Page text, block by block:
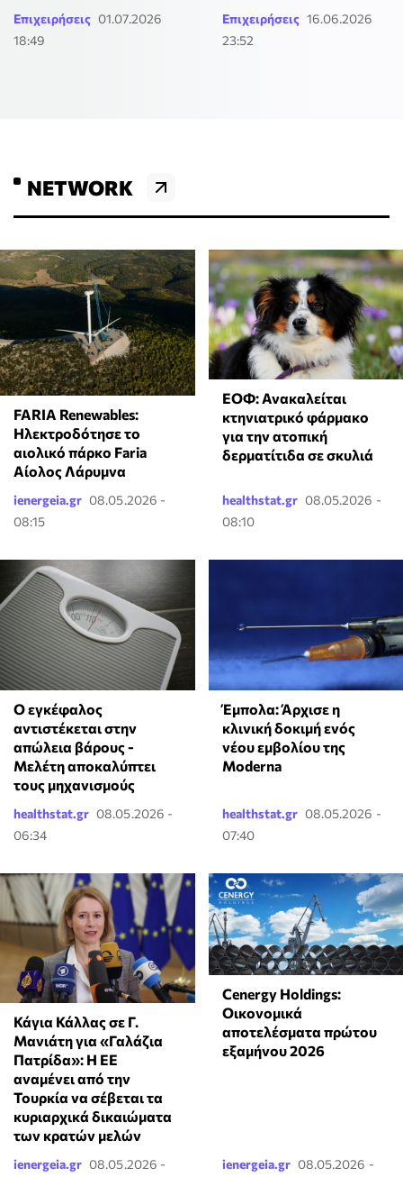
Επιχειρήσεις 01.07.2026
18:49
Επιχειρήσεις 16.06.2026
23:52
NETWORK
FARIA Renewables:
Ηλεκτροδότησε το
αιολικό πάρκο Faria
Αίολος Λάρυμνα
ienergeia.gr 08.05.2026 -
08:15
ΕΟΦ: Ανακαλείται
κτηνιατρικό φάρμακο
για την ατοπική
δερματίτιδα σε σκυλιά
healthstat.gr 08.05.2026 -
08:10
Ο εγκέφαλος
αντιστέκεται στην
απώλεια βάρους -
Μελέτη αποκαλύπτει
τους μηχανισμούς
healthstat.gr 08.05.2026 -
06:34
Έμπολα: Άρχισε η
κλινική δοκιμή ενός
νέου εμβολίου της
Moderna
healthstat.gr 08.05.2026 -
07:40
Κάγια Κάλλας σε Γ.
Μανιάτη για «Γαλάζια
Πατρίδα»: Η ΕΕ
αναμένει από την
Τουρκία να σέβεται τα
κυριαρχικά δικαιώματα
των κρατών μελών
ienergeia.gr 08.05.2026 -
Cenergy Holdings:
Οικονομικά
αποτελέσματα πρώτου
εξαμήνου 2026
ienergeia.gr 08.05.2026 -